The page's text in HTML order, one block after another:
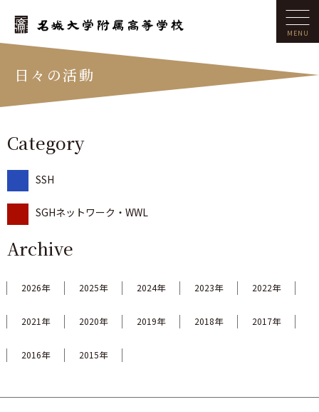
日々の活動
Category
SSH
SGHネットワーク・WWL
Archive
2026年 2025年 2024年 2023年 2022年
2021年 2020年 2019年 2018年 2017年
2016年 2015年